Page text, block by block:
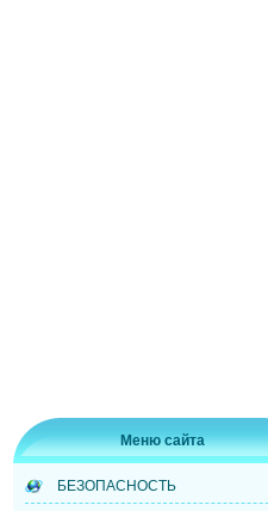
Меню сайта
БЕЗОПАСНОСТЬ